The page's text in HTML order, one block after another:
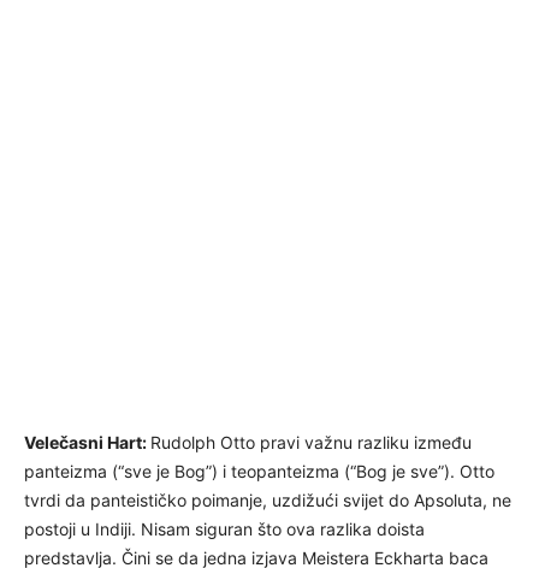
Velečasni Hart: Rudolph Otto pravi važnu razliku između
panteizma (“sve je Bog”) i teopanteizma (“Bog je sve”). Otto
tvrdi da panteističko poimanje, uzdižući svijet do Apsoluta, ne
postoji u Indiji. Nisam siguran što ova razlika doista
predstavlja. Čini se da jedna izjava Meistera Eckharta baca